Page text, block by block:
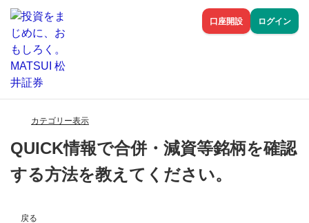
口座開設 ログイン
カテゴリー表示
QUICK情報で合併・減資等銘柄を確認
する方法を教えてください。
戻る